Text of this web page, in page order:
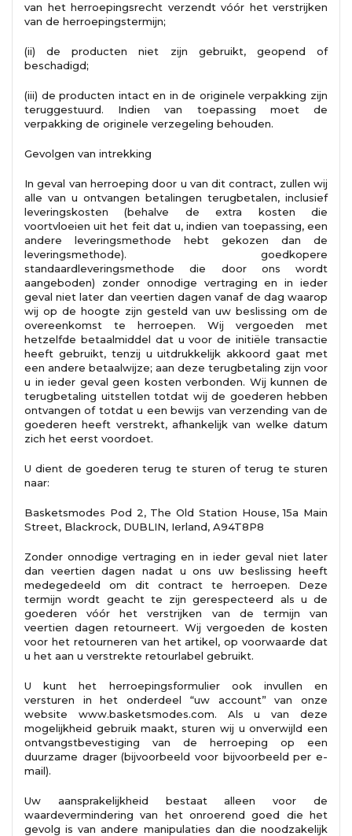
van het herroepingsrecht verzendt vóór het verstrijken
van de herroepingstermijn;
(ii) de producten niet zijn gebruikt, geopend of
beschadigd;
(iii) de producten intact en in de originele verpakking zijn
teruggestuurd. Indien van toepassing moet de
verpakking de originele verzegeling behouden.
Gevolgen van intrekking
In geval van herroeping door u van dit contract, zullen wij
alle van u ontvangen betalingen terugbetalen, inclusief
leveringskosten (behalve de extra kosten die
voortvloeien uit het feit dat u, indien van toepassing, een
andere leveringsmethode hebt gekozen dan de
leveringsmethode). goedkopere
standaardleveringsmethode die door ons wordt
aangeboden) zonder onnodige vertraging en in ieder
geval niet later dan veertien dagen vanaf de dag waarop
wij op de hoogte zijn gesteld van uw beslissing om de
overeenkomst te herroepen. Wij vergoeden met
hetzelfde betaalmiddel dat u voor de initiële transactie
heeft gebruikt, tenzij u uitdrukkelijk akkoord gaat met
een andere betaalwijze; aan deze terugbetaling zijn voor
u in ieder geval geen kosten verbonden. Wij kunnen de
terugbetaling uitstellen totdat wij de goederen hebben
ontvangen of totdat u een bewijs van verzending van de
goederen heeft verstrekt, afhankelijk van welke datum
zich het eerst voordoet.
U dient de goederen terug te sturen of terug te sturen
naar:
Basketsmodes Pod 2, The Old Station House, 15a Main
Street, Blackrock, DUBLIN, Ierland, A94T8P8
Zonder onnodige vertraging en in ieder geval niet later
dan veertien dagen nadat u ons uw beslissing heeft
medegedeeld om dit contract te herroepen. Deze
termijn wordt geacht te zijn gerespecteerd als u de
goederen vóór het verstrijken van de termijn van
veertien dagen retourneert. Wij vergoeden de kosten
voor het retourneren van het artikel, op voorwaarde dat
u het aan u verstrekte retourlabel gebruikt.
U kunt het herroepingsformulier ook invullen en
versturen in het onderdeel “uw account” van onze
website www.basketsmodes.com. Als u van deze
mogelijkheid gebruik maakt, sturen wij u onverwijld een
ontvangstbevestiging van de herroeping op een
duurzame drager (bijvoorbeeld voor bijvoorbeeld per e-
mail).
Uw aansprakelijkheid bestaat alleen voor de
waardevermindering van het onroerend goed die het
gevolg is van andere manipulaties dan die noodzakelijk